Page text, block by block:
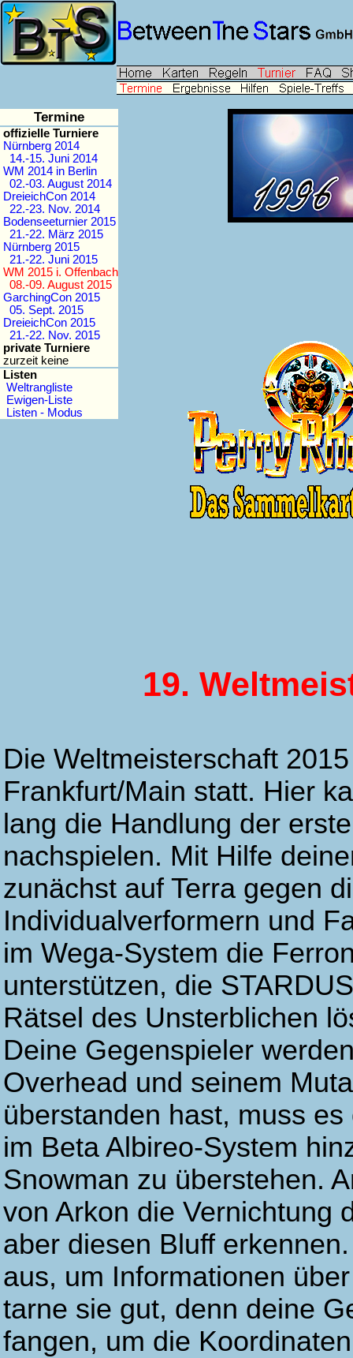
Termine
offizielle Turniere
Nürnberg 2014
14.-15. Juni 2014
WM 2014 in Berlin
02.-03. August 2014
DreieichCon 2014
22.-23. Nov. 2014
Bodenseeturnier 2015
21.-22. März 2015
Nürnberg 2015
21.-22. Juni 2015
WM 2015 i. Offenbach
08.-09. August 2015
GarchingCon 2015
05. Sept. 2015
DreieichCon 2015
21.-22. Nov. 2015
private Turniere
zurzeit keine
Listen
Weltrangliste
Ewigen-Liste
Listen - Modus
19.
Die Weltmeisterschaft
Frankfurt/Main statt. Hier
lang die Handlung der
nachspielen. Mit Hilfe
zunächst auf Terra gegen
Individualverformern und
im Wega-System die
unterstützen, die
Rätsel des Unsterblichen
Deine Gegenspieler
Overhead und seinem
überstanden hast, muss
im Beta Albireo-System
Snowman zu überstehen.
von Arkon die Vernichtung
aber diesen Bluff
aus, um Informationen
tarne sie gut, denn deine
fangen, um die